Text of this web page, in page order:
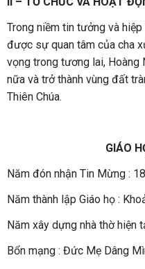
Trong niềm tin tưởng và
được sự quan tâm của cha
vọng trong tương lai, Hoàng
nữa và trở thành vùng đất
Thiên Chúa.
GIÁO
Năm đón nhận Tin Mừng :
Năm thành lập Giáo họ :
Năm xây dựng nhà thờ hiện
Bổn mạng : Đức Mẹ Dâng